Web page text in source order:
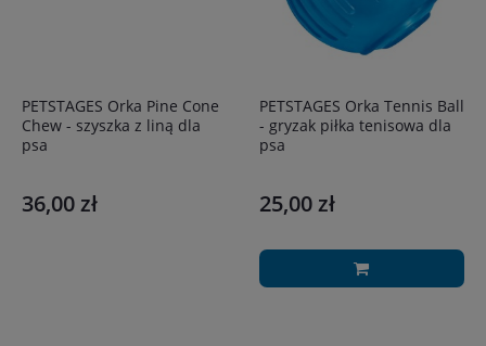
PETSTAGES Orka Pine Cone
Chew - szyszka z liną dla
psa
36,00 zł
PETSTAGES Orka Tennis Ball
- gryzak piłka tenisowa dla
psa
25,00 zł